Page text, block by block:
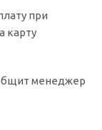
при
карту
менеджер